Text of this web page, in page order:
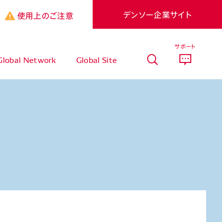
使用上のご注意 デンソー企業サイト
Network Global Site
サポート